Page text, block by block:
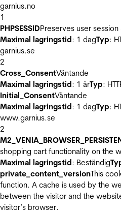
garnius.no
1
PHPSESSIDPreserves user
Maximal lagringstid: 1 dagTyp:
garnius.se
2
Cross_ConsentVäntande
Maximal lagringstid: 1 årTyp:
Initial_ConsentVäntande
Maximal lagringstid: 1 dagTyp:
www.garnius.se
2
shopping cart functionality on the
Maximal lagringstid: Beständig
private_content_versionThis
function. A cache is used by the
between the visitor and the
visitor’s browser.